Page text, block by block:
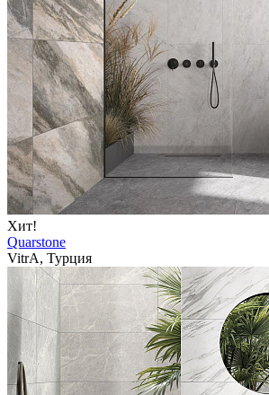
Хит!
Quarstone
VitrA, Турция